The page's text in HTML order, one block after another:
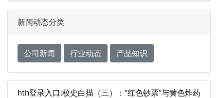
新闻动态分类
公司新闻 行业动态 产品知识
hth登录入口:校史白描（三）：“红色钞票”与黄色炸药